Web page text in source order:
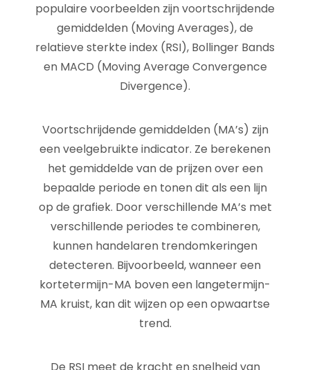
populaire voorbeelden zijn voortschrijdende
gemiddelden (Moving Averages), de
relatieve sterkte index (RSI), Bollinger Bands
en MACD (Moving Average Convergence
Divergence).
Voortschrijdende gemiddelden (MA’s) zijn
een veelgebruikte indicator. Ze berekenen
het gemiddelde van de prijzen over een
bepaalde periode en tonen dit als een lijn
op de grafiek. Door verschillende MA’s met
verschillende periodes te combineren,
kunnen handelaren trendomkeringen
detecteren. Bijvoorbeeld, wanneer een
kortetermijn-MA boven een langetermijn-
MA kruist, kan dit wijzen op een opwaartse
trend.